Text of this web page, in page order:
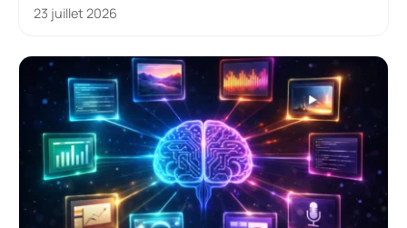
23 juillet 2026